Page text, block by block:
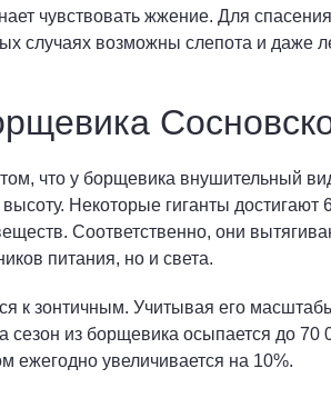
чувствовать жжение. Для
случаях возможны слепота и даже
что у борщевика внушительный
Некоторые гиганты
Соответственно, они
питания, но и света.
к зонтичным. Учитывая его
сезон из борщевика осыпается до
увеличивается на 10%.